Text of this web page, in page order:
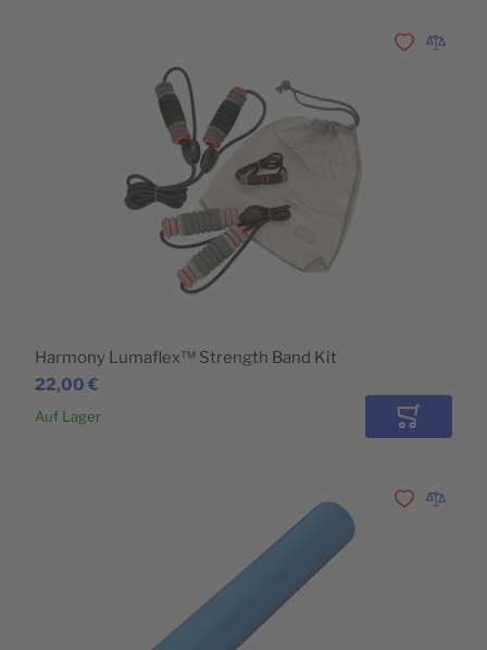
22,00 €
Harmony Lumaflex™ Strength Band Kit
Auf Lager In den
Zur Zur
Zur Zur